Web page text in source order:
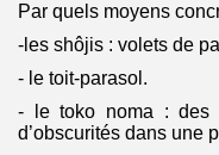
Par quels moyens
-les shôjis : volets de
- le toit-parasol.
- le toko noma : des
d’obscurités dans une